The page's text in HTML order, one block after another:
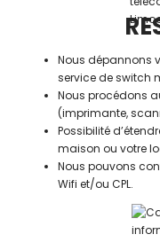
Nous dépannons
service de switch
Nous procédons
(imprimante,
Possibilité
maison ou votre
Nous pouvons
Wifi et/ou CPL.